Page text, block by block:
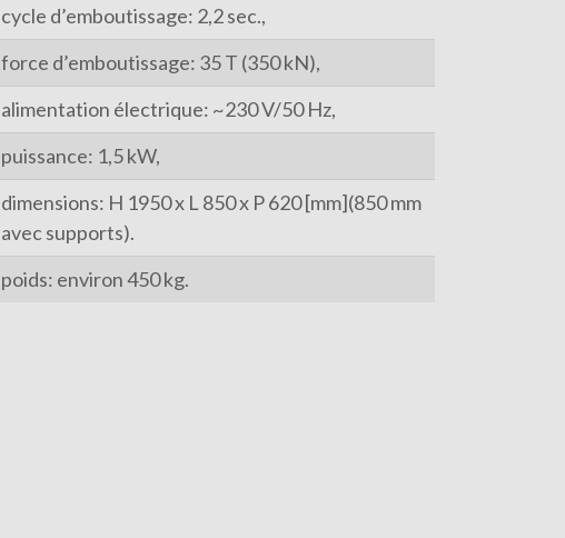
cycle d’emboutissage: 2,2 sec.,
force d’emboutissage: 35 T (350 kN),
alimentation électrique: ~230 V/50 Hz,
puissance: 1,5 kW,
dimensions: H 1950 x L 850 x P 620 [mm](850 mm
avec supports).
poids: environ 450 kg.